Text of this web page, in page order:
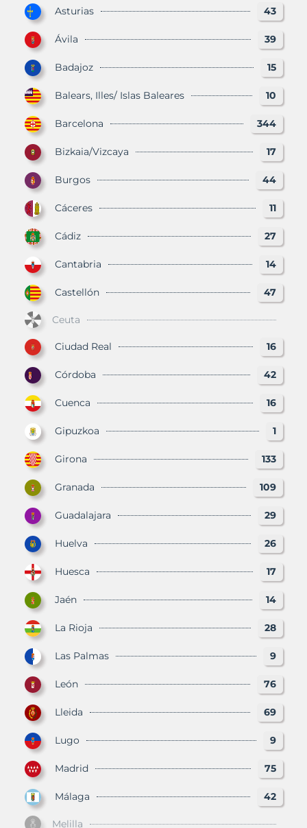
Asturias 43
Ávila 39
Badajoz 15
Balears, Illes/ Islas Baleares 10
Barcelona 344
Bizkaia/Vizcaya 17
Burgos 44
Cáceres 11
Cádiz 27
Cantabria 14
Castellón 47
Ceuta
Ciudad Real 16
Córdoba 42
Cuenca 16
Gipuzkoa 1
Girona 133
Granada 109
Guadalajara 29
Huelva 26
Huesca 17
Jaén 14
La Rioja 28
Las Palmas 9
León 76
Lleida 69
Lugo 9
Madrid 75
Málaga 42
Melilla